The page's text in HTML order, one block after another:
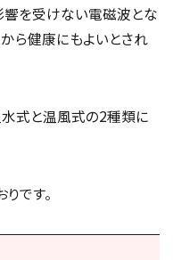
を受けない電磁波とな
ら健康にもよいとされ
水式と温風式の2種類に
です。